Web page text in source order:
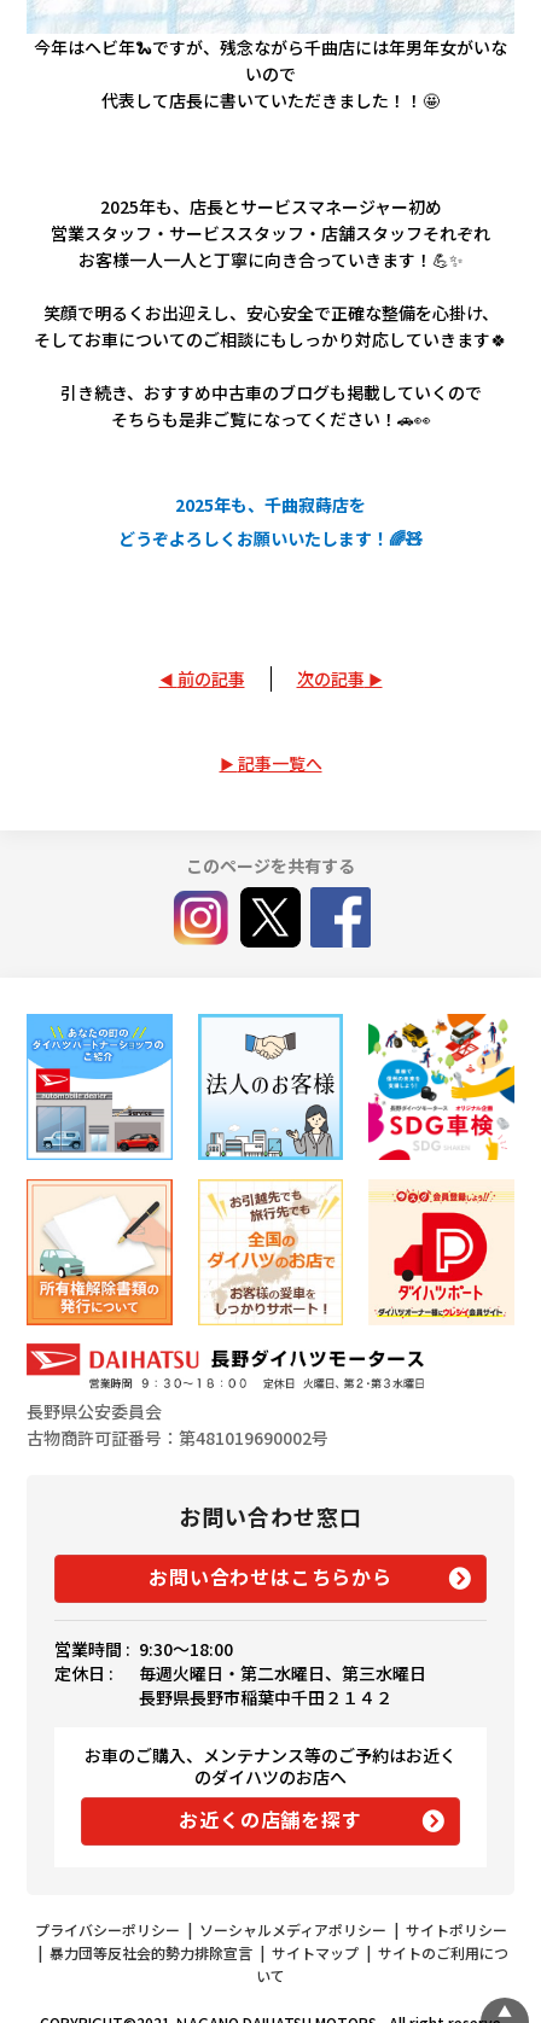
今年はヘビ年🐍ですが、残念ながら千曲店には年男年女がいな
いので
代表して店長に書いていただきました！！🤩
2025年も、店長とサービスマネージャー初め
営業スタッフ・サービススタッフ・店舗スタッフそれぞれ
お客様一人一人と丁寧に向き合っていきます！💪✨
笑顔で明るくお出迎えし、安心安全で正確な整備を心掛け、
そしてお車についてのご相談にもしっかり対応していきます🍀
引き続き、おすすめ中古車のブログも掲載していくので
そちらも是非ご覧になってください！🚗👀
2025年も、 千曲寂蒔店を
どうぞよろしくお願いいたします！🌈🧸
前の記事 次の記事
記事一覧へ
このページを共有する
長野県公安委員会
古物商許可証番号：第481019690002号
お問い合わせ窓口
お問い合わせはこちらから
営業時間 : 9:30〜18:00
定休日 :
毎週火曜日・第二水曜日、第三水曜日
長野県長野市稲葉中千田２１４２
お車のご購入、メンテナンス等のご予約はお近く
のダイハツのお店へ
お近くの店舗を探す
プライバシーポリシー | ソーシャルメディアポリシー | サイトポリシー
| 暴力団等反社会的勢力排除宣言| サイトマップ| サイトのご利用につ
いて